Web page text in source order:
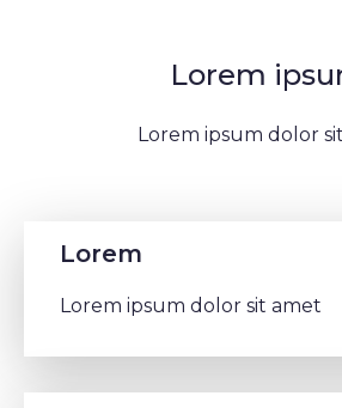
Lorem
Lorem ipsum dolor
Lorem
Lorem ipsum dolor sit amet